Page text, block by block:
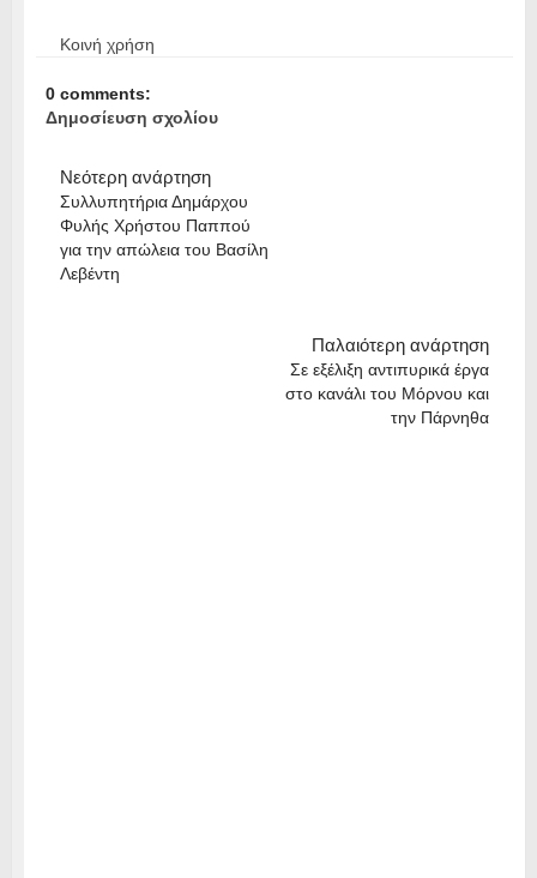
Κοινή χρήση
0 comments:
Δημοσίευση σχολίου
Νεότερη ανάρτηση
Συλλυπητήρια Δημάρχου
Φυλής Χρήστου Παππού
για την απώλεια του Βασίλη
Λεβέντη
Παλαιότερη ανάρτηση
Σε εξέλιξη αντιπυρικά έργα
στο κανάλι του Μόρνου και
την Πάρνηθα